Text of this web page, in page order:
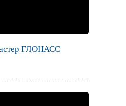
ГЛОНАСС